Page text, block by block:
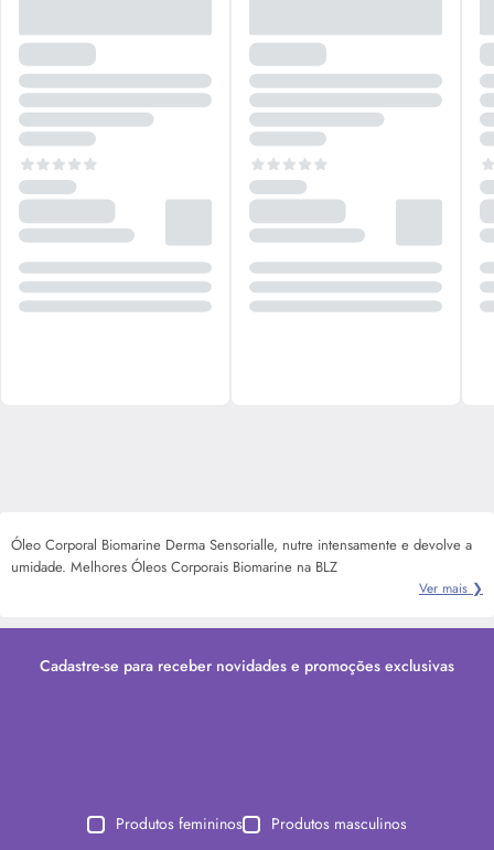
Óleo Corporal Biomarine Derma Sensorialle, nutre intensamente e devolve a
umidade. Melhores Óleos Corporais Biomarine na BLZ
Ver mais ❯
Cadastre-se para receber novidades e promoções exclusivas
Produtos femininos Produtos masculinos